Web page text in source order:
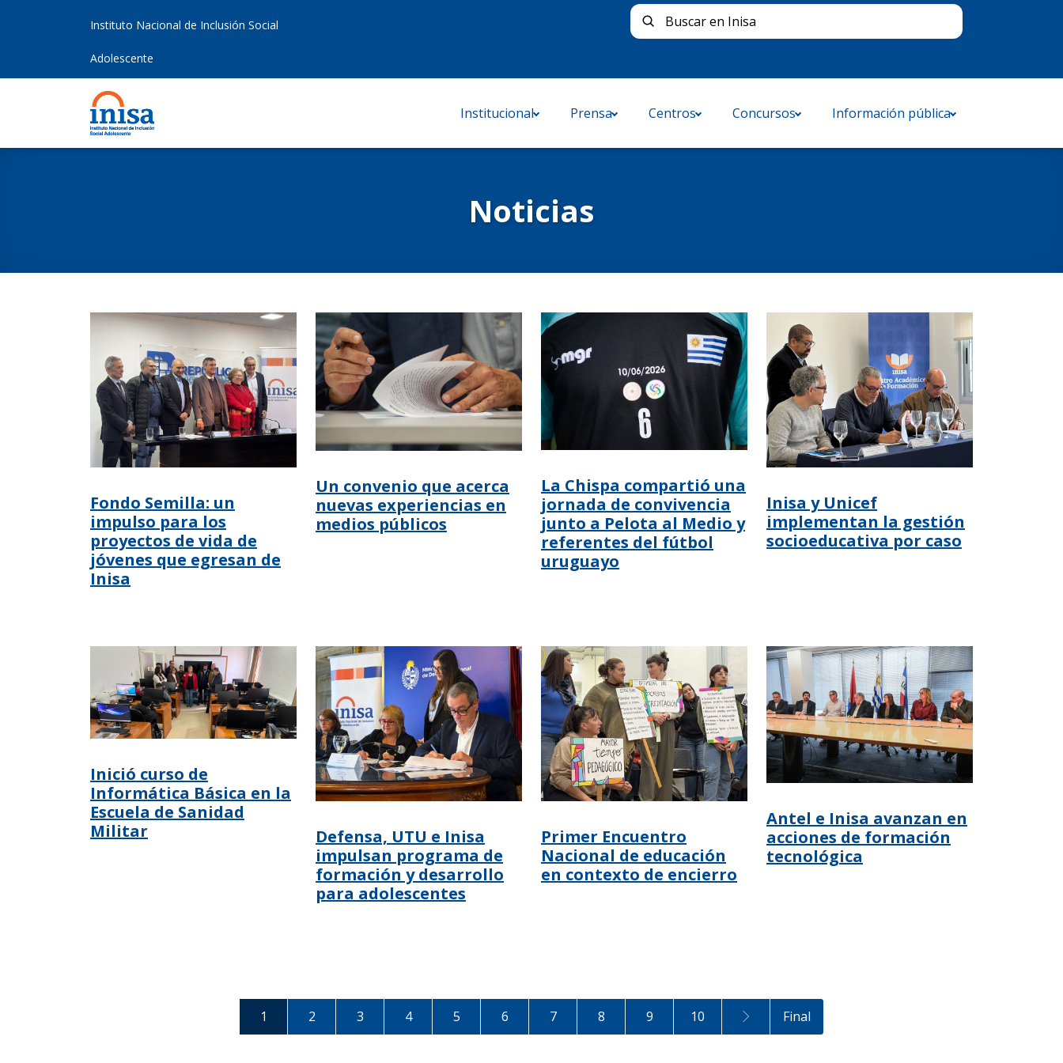
Instituto Nacional de Inclusión Social
Adolescente
Buscar en Inisa Buscar
Institucional Prensa Centros Concursos Información pública
Noticias
Fondo Semilla: un
impulso para los
proyectos de vida de
jóvenes que egresan de
Inisa
Un convenio que acerca
nuevas experiencias en
medios públicos
La Chispa compartió una
jornada de convivencia
junto a Pelota al Medio y
referentes del fútbol
uruguayo
Inisa y Unicef
implementan la gestión
socioeducativa por caso
Inició curso de
Informática Básica en la
Escuela de Sanidad
Militar
Defensa, UTU e Inisa
impulsan programa de
formación y desarrollo
para adolescentes
Primer Encuentro
Nacional de educación
en contexto de encierro
Antel e Inisa avanzan en
acciones de formación
tecnológica
1 2 3 4 5 6 7 8 9 10 Final